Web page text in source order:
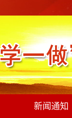
新闻通知